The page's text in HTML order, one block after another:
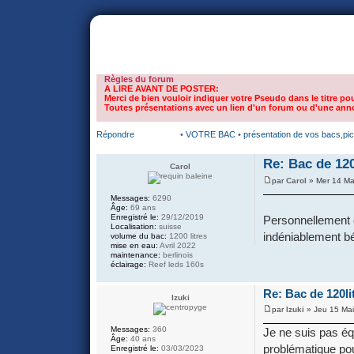
Règles du forum
A LIRE AVANT DE POSTER:
Merci de bien vouloir indiquer votre Pseudo dans le titre
Toutes présentations avec un lien d'un forum ou d'une
Répondre • VOTRE BAC • présentation de vos
Re: Bac de
parCarol » Mer 14
indéniablement
Carol
Messages: 6290
Âge: 69 ans
Enregistré le: 29/12/2019
Localisation: suisse
volume du bac: 1200 litres
mise en eau: Avril 2022
maintenance: berlinois
éclairage: Reef leds 160s
Re: Bac de
parIzuki » Jeu 15
Je ne suis pas
problématique
Izuki
Messages: 360
Âge: 40 ans
Enregistré le: 03/03/2023